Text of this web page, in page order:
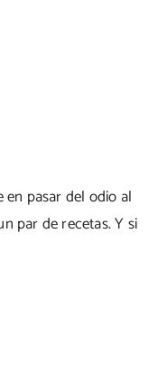
pasar del odio al
par de recetas. Y si